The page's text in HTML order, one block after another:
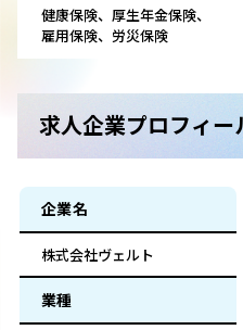
健康保険、厚生年金保険、
雇用保険、労災保険
求人企業プロフィー
企業名
株式会社ヴェルト
業種